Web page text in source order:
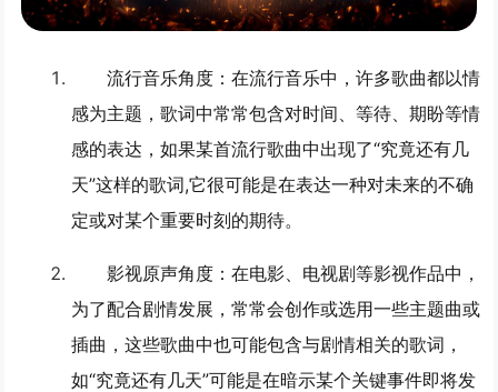
流行音乐角度 ：在流行音乐中，许多歌曲都以情
感为主题，歌词中常常包含对时间、等待、期盼等情
感的表达，如果某首流行歌曲中出现了“究竟还有几
天”这样的歌词,它很可能是在表达一种对未来的不确
定或对某个重要时刻的期待。
影视原声角度 ：在电影、电视剧等影视作品中，
为了配合剧情发展，常常会创作或选用一些主题曲或
插曲，这些歌曲中也可能包含与剧情相关的歌词，
如“究竟还有几天”可能是在暗示某个关键事件即将发